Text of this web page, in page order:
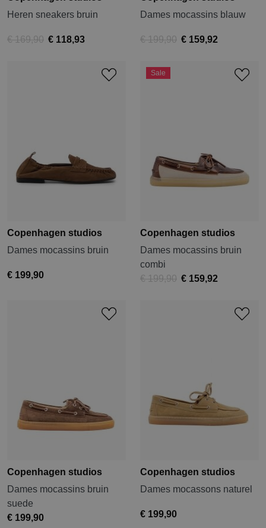
Heren sneakers bruin
€ 169,90 € 118,93
Dames mocassins blauw
€ 199,90 € 159,92
Copenhagen studios
Dames mocassins bruin
€ 199,90
Sale
Copenhagen studios
Dames mocassins bruin
combi
€ 199,90 € 159,92
Copenhagen studios
Dames mocassins bruin
suede
€ 199,90
Copenhagen studios
Dames mocassons naturel
€ 199,90